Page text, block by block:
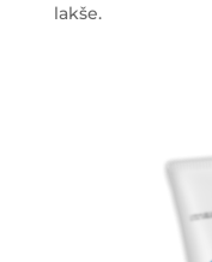
lakše.